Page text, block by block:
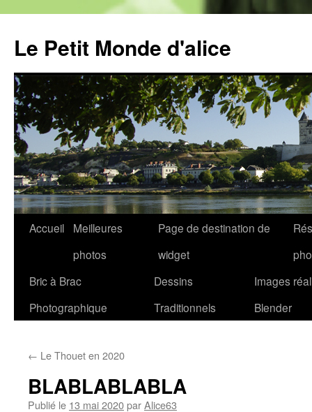
contenu
Le Petit Monde d'alice
Accueil
Meilleures
photos
Page de destination de
widget
Bric à Brac
Photographique
Dessins
Traditionnels
Images
Blender
← Le Thouet en 2020
BLABLABLABLA
Publié le 13 mai 2020parAlice63